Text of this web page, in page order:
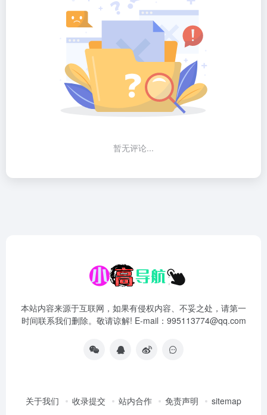
暂无评论...
本站内容来源于互联网，如果有侵权内容、不妥之处，请第一
时间联系我们删除。敬请谅解! E-mail：995113774@qq.com
关于我们 收录提交 站内合作 免责声明 sitemap